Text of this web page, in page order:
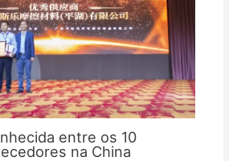
entre os 10
na China